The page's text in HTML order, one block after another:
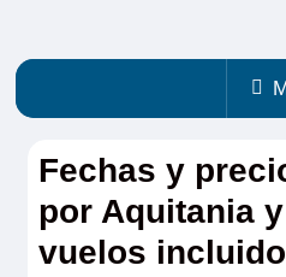
Fechas y
por Aquitania
vuelos